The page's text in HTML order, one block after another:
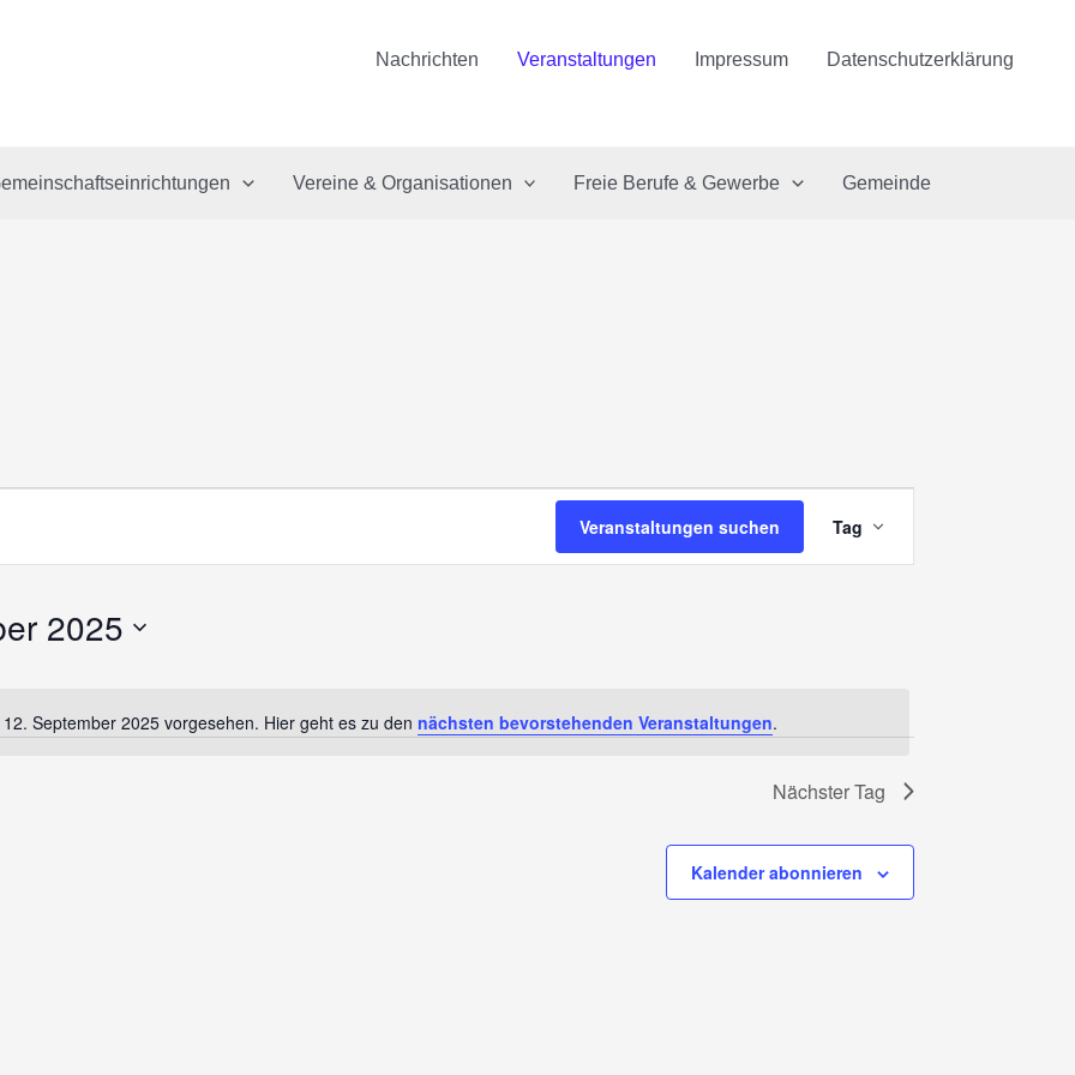
Nachrichten Veranstaltungen Impressum Datenschutzerklärung
Vereine & Organisationen Freie Berufe & Gewerbe Gemeinde
Hinweis
September 2025 vorgesehen. Hier geht es zu den nächsten bevorstehenden Veranstaltungen.
Veranstaltungen suchen
Ansichten-
Navigation
Tag
2025
Nächster Tag
Kalender abonnieren